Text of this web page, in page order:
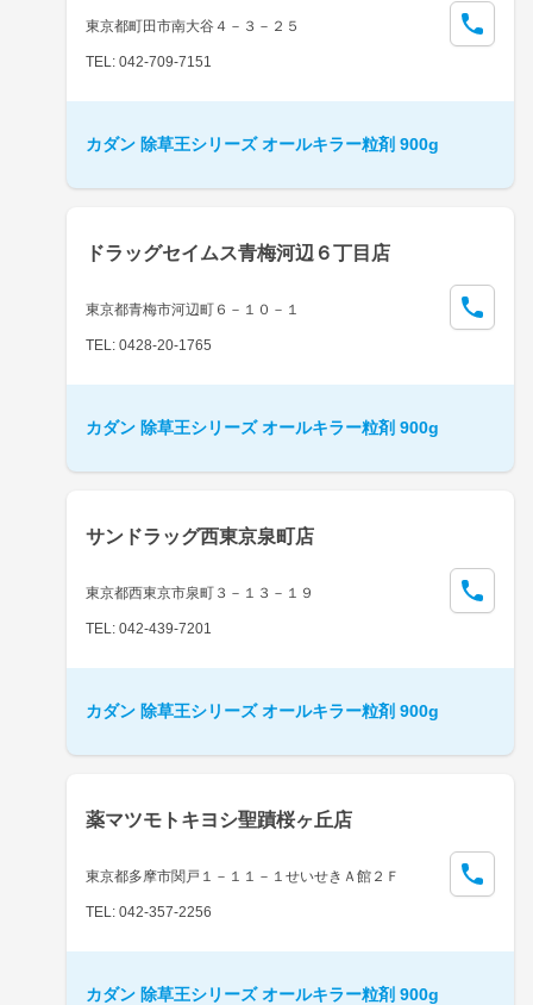
東京都町田市南大谷４－３－２５
TEL: 042-709-7151
カダン 除草王シリーズ オールキラー粒剤 900g
ドラッグセイムス青梅河辺６丁目店
東京都青梅市河辺町６－１０－１
TEL: 0428-20-1765
カダン 除草王シリーズ オールキラー粒剤 900g
サンドラッグ西東京泉町店
東京都西東京市泉町３－１３－１９
TEL: 042-439-7201
カダン 除草王シリーズ オールキラー粒剤 900g
薬マツモトキヨシ聖蹟桜ヶ丘店
東京都多摩市関戸１－１１－１せいせきＡ館２Ｆ
TEL: 042-357-2256
カダン 除草王シリーズ オールキラー粒剤 900g